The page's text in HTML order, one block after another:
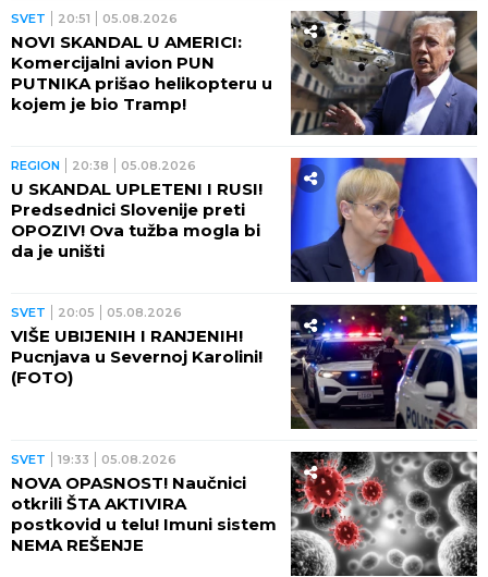
SVET 20:51 05.08.2026
NOVI SKANDAL U AMERICI:
Komercijalni avion PUN
PUTNIKA prišao helikopteru u
kojem je bio Tramp!
REGION 20:38 05.08.2026
U SKANDAL UPLETENI I RUSI!
Predsednici Slovenije preti
OPOZIV! Ova tužba mogla bi
da je uništi
SVET 20:05 05.08.2026
VIŠE UBIJENIH I RANJENIH!
Pucnjava u Severnoj Karolini!
(FOTO)
SVET 19:33 05.08.2026
NOVA OPASNOST! Naučnici
otkrili ŠTA AKTIVIRA
postkovid u telu! Imuni sistem
NEMA REŠENJE